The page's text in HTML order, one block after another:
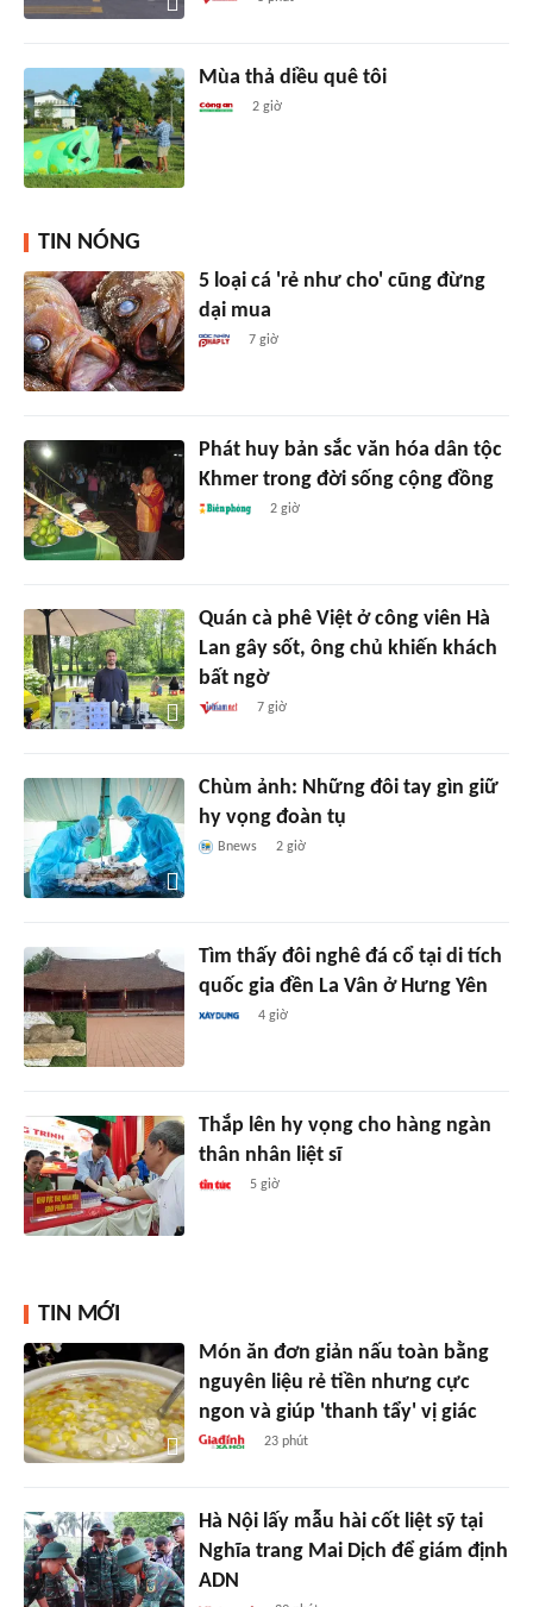
Mùa thả diều quê tôi
2 giờ
TIN NÓNG
5 loại cá 'rẻ như cho' cũng đừng
dại mua
7 giờ
Phát huy bản sắc văn hóa dân tộc
Khmer trong đời sống cộng đồng
2 giờ
Quán cà phê Việt ở công viên Hà
Lan gây sốt, ông chủ khiến khách
bất ngờ
7 giờ
Chùm ảnh: Những đôi tay gìn giữ
hy vọng đoàn tụ
Bnews 2 giờ
Tìm thấy đôi nghê đá cổ tại di tích
quốc gia đền La Vân ở Hưng Yên
4 giờ
Thắp lên hy vọng cho hàng ngàn
thân nhân liệt sĩ
5 giờ
TIN MỚI
Món ăn đơn giản nấu toàn bằng
nguyên liệu rẻ tiền nhưng cực
ngon và giúp 'thanh tẩy' vị giác
23 phút
Hà Nội lấy mẫu hài cốt liệt sỹ tại
Nghĩa trang Mai Dịch để giám định
ADN